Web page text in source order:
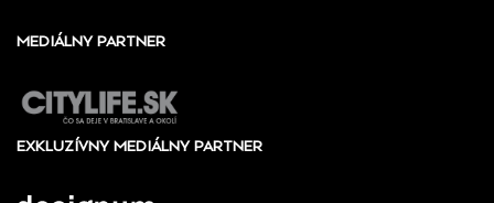
MEDIÁLNY PARTNER
EXKLUZÍVNY MEDIÁLNY PARTNER